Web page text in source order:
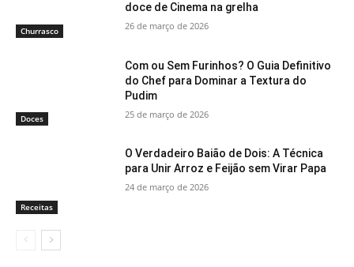
Churrasco
doce de Cinema na grelha
26 de março de 2026
Doces
Com ou Sem Furinhos? O Guia Definitivo
do Chef para Dominar a Textura do
Pudim
25 de março de 2026
Receitas
O Verdadeiro Baião de Dois: A Técnica
para Unir Arroz e Feijão sem Virar Papa
24 de março de 2026